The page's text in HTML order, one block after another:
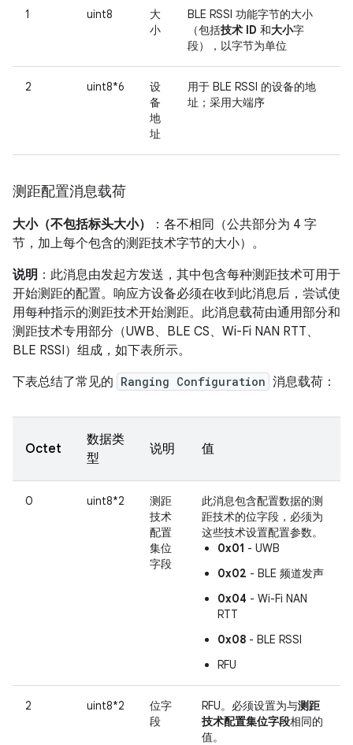
1 uint8
大
小
BLE RSSI 功能字节的大小
（包括技术 ID 和大小字
段），以字节为单位
2 uint8*6
设
备
地
址
用于 BLE RSSI 的设备的地
址；采用大端序
测距配置消息载荷
大小（不包括标头大小）
：各不相同（公共部分为 4 字
节，加上每个包含的测距技术字节的大小）。
说明 ：此消息由发起方发送，其中包含每种测距技术可用于
开始测距的配置。响应方设备必须在收到此消息后，尝试使
用每种指示的测距技术开始测距。此消息载荷由通用部分和
测距技术专用部分（UWB、BLE CS、Wi-Fi NAN RTT、
BLE RSSI）组成，如下表所示。
下表总结了常见的 Ranging Configuration 消息载荷：
Octet
数据类
型
说明 值
0 uint8*2
测距
技术
配置
集位
字段
此消息包含配置数据的测
距技术的位字段，必须为
这些技术设置配置参数。
0x01 - UWB
0x02 - BLE 频道发声
0x04 - Wi-Fi NAN
RTT
0x08 - BLE RSSI
RFU
2 uint8*2
位字
段
RFU。必须设置为与测距
技术配置集位字段相同的
值。